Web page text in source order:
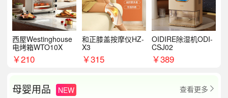
西屋Westinghouse
电烤箱WTO10X
￥210
和正膝盖按摩仪HZ-
X3
￥315
OIDIRE除湿机ODI-
CSJ02
￥389
母婴用品 NEW 查看更多 